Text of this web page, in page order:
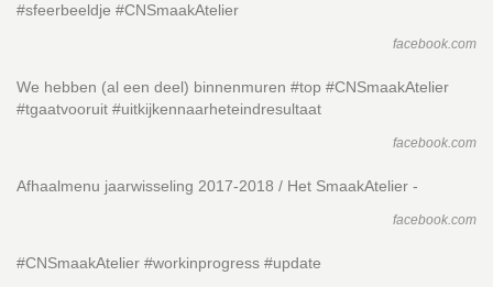
#sfeerbeeldje #CNSmaakAtelier
facebook.com
We hebben (al een deel) binnenmuren #top #CNSmaakAtelier
#tgaatvooruit #uitkijkennaarheteindresultaat
facebook.com
Afhaalmenu jaarwisseling 2017-2018 / Het SmaakAtelier -
facebook.com
#CNSmaakAtelier #workinprogress #update